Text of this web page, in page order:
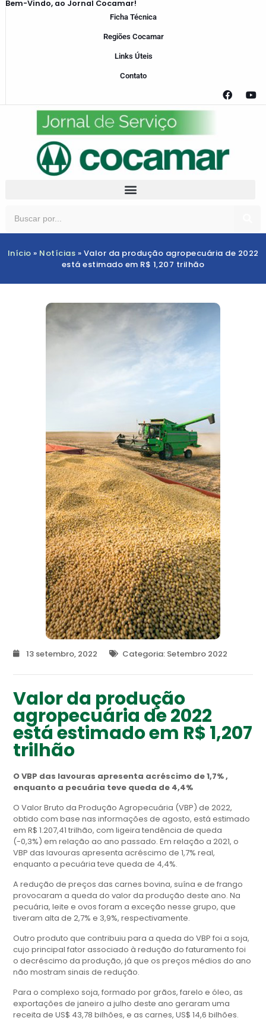
Bem-Vindo, ao Jornal Cocamar!
Ficha Técnica
Regiões Cocamar
Links Úteis
Contato
Início » Notícias » Valor da produção agropecuária de 2022
está estimado em R$ 1,207 trilhão
13 setembro, 2022 Categoria: Setembro 2022
Valor da produção
agropecuária de 2022
está estimado em R$ 1,207
trilhão
O VBP das lavouras apresenta acréscimo de 1,7% ,
enquanto a pecuária teve queda de 4,4%
O Valor Bruto da Produção Agropecuária (VBP) de 2022,
obtido com base nas informações de agosto, está estimado
em R$ 1.207,41 trilhão, com ligeira tendência de queda
(-0,3%) em relação ao ano passado. Em relação a 2021, o
VBP das lavouras apresenta acréscimo de 1,7% real,
enquanto a pecuária teve queda de 4,4%.
A redução de preços das carnes bovina, suína e de frango
provocaram a queda do valor da produção deste ano. Na
pecuária, leite e ovos foram a exceção nesse grupo, que
tiveram alta de 2,7% e 3,9%, respectivamente.
Outro produto que contribuiu para a queda do VBP foi a soja,
cujo principal fator associado à redução do faturamento foi
o decréscimo da produção, já que os preços médios do ano
não mostram sinais de redução.
Para o complexo soja, formado por grãos, farelo e óleo, as
exportações de janeiro a julho deste ano geraram uma
receita de US$ 43,78 bilhões, e as carnes, US$ 14,6 bilhões.